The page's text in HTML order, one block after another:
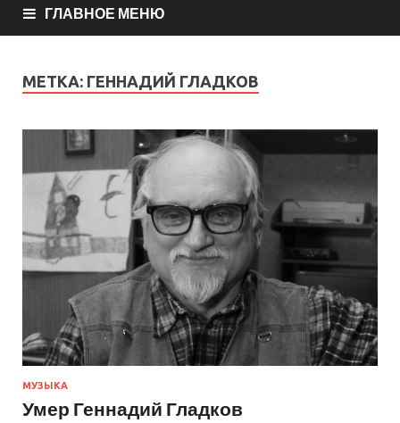
ГЛАВНОЕ МЕНЮ
МЕТКА: ГЕННАДИЙ ГЛАДКОВ
МУЗЫКА
Умер Геннадий Гладков